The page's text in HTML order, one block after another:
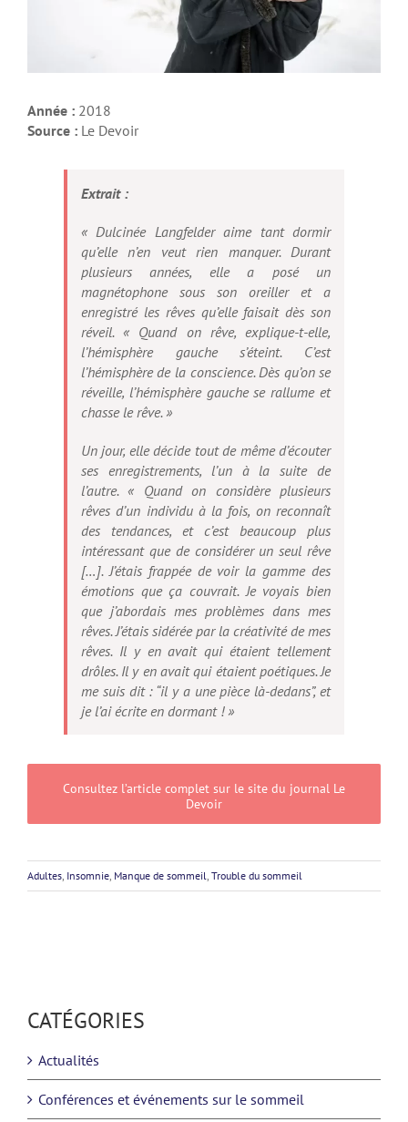
Année :2018
Source : Le Devoir
Extrait :
«Dulcinée Langfelder aime tant dormir
qu’elle n’en veut rien manquer. Durant
plusieurs années, elle a posé un
magnétophone sous son oreiller et a
enregistré les rêves qu’elle faisait dès son
réveil. « Quand on rêve, explique-t-elle,
l’hémisphère gauche s’éteint. C’est
l’hémisphère de la conscience. Dès qu’on se
réveille, l’hémisphère gauche se rallume et
chasse le rêve. »
Un jour, elle décide tout de même d’écouter
ses enregistrements, l’un à la suite de
l’autre. « Quand on considère plusieurs
rêves d’un individu à la fois, on reconnaît
des tendances, et c’est beaucoup plus
intéressant que de considérer un seul rêve
[…]. J’étais frappée de voir la gamme des
émotions que ça couvrait. Je voyais bien
que j’abordais mes problèmes dans mes
rêves. J’étais sidérée par la créativité de mes
rêves. Il y en avait qui étaient tellement
drôles. Il y en avait qui étaient poétiques. Je
me suis dit : “il y a une pièce là-dedans”, et
je l’ai écrite en dormant ! »
Consultez l’article complet sur le site du journal Le
Devoir
Adultes, Insomnie, Manque de sommeil, Trouble du sommeil
CATÉGORIES
Actualités
Conférences et événements sur le sommeil